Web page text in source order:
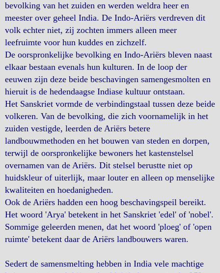
bevolking van het zuiden en werden weldra heer en
meester over geheel India. De Indo-Ariërs verdreven dit
volk echter niet, zij zochten immers alleen meer
leefruimte voor hun kuddes en zichzelf.
De oorspronkelijke bevolking en Indo-Ariërs bleven naast
elkaar bestaan evenals hun kulturen. In de loop der
eeuwen zijn deze beide beschavingen samengesmolten en
hieruit is de hedendaagse Indiase kultuur ontstaan.
Het Sanskriet vormde de verbindingstaal tussen deze beide
volkeren. Van de bevolking, die zich voornamelijk in het
zuiden vestigde, leerden de Ariërs betere
landbouwmethoden en het bouwen van steden en dorpen,
terwijl de oorspronkelijke bewoners het kastenstelsel
overnamen van de Ariërs. Dit stelsel berustte niet op
huidskleur of uiterlijk, maar louter en alleen op menselijke
kwaliteiten en hoedanigheden.
Ook de Ariërs hadden een hoog beschavingspeil bereikt.
Het woord 'Arya' betekent in het Sanskriet 'edel' of 'nobel'.
Sommige geleerden menen, dat het woord 'ploeg' of 'open
ruimte' betekent daar de Ariërs landbouwers waren.
Sedert de samensmelting hebben in India vele machtige